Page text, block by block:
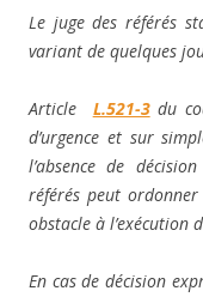
Le juge des référés
variant de quelques
Article L.521-3du
d’urgence et sur
l’absence de
référés peut
obstacle à l’exécution
En cas de décision